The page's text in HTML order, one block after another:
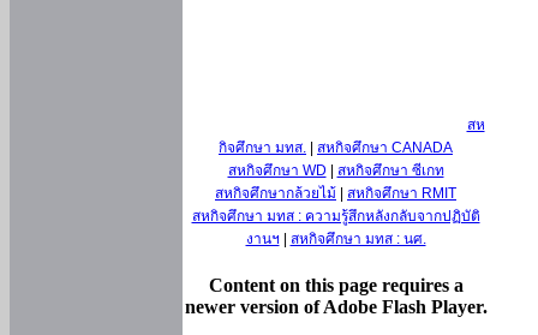
สห
กิจศึกษา มทส.
สหกิจศึกษา CANADA
สหกิจศึกษา WD
สหกิจศึกษา ซีเกท
สหกิจศึกษากล้วยไม้
สหกิจศึกษา RMIT
สหกิจศึกษา มทส : ความรู้สึกหลังกลับจากปฏิบัติ
งานฯ
สหกิจศึกษา มทส : นศ.
Content on this page requires a
newer version of Adobe Flash Player.